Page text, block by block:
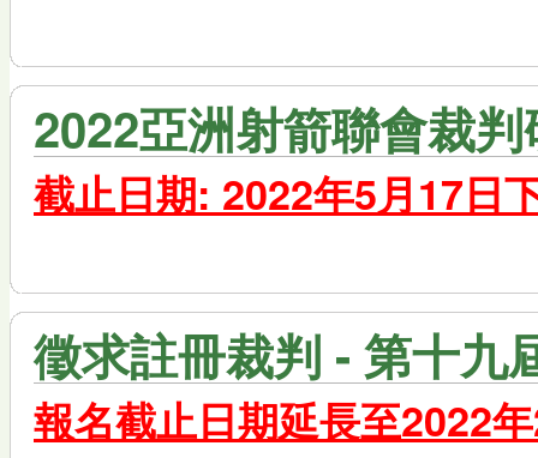
2022亞洲射箭聯會裁
截止日期: 2022年5月17日
徵求註冊裁判 - 第十九
報名截止日期延長至2022